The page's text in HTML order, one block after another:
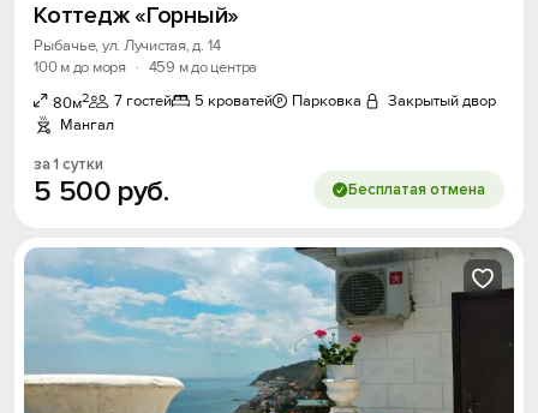
Коттедж «Горный»
Рыбачье, ул. Лучистая, д. 14
100 м до моря
· 459 м до центра
80м2 7 гостей 5 кроватей Парковка
Закрытый двор
Мангал
за 1 сутки
5 500 руб. Бесплатая отмена